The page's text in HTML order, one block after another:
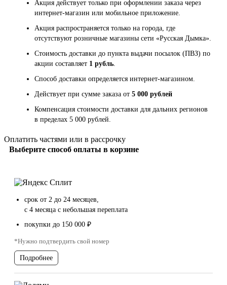
Акция действует только при оформлении заказа через
интернет-магазин или мобильное приложение.
Акция распространяется только на города, где
отсутствуют розничные магазины сети «Русская Дымка».
Стоимость доставки до пункта выдачи посылок (ПВЗ) по
акции составляет 1 рубль.
Способ доставки определяется интернет-магазином.
Действует при сумме заказа от 5 000 рублей
Компенсация стоимости доставки для дальних регионов
в пределах 5 000 рублей.
Оплатить частями или в рассрочку
Выберите способ оплаты в корзине
срок от 2 до 24 месяцев,
с 4 месяца с небольшая переплата
покупки до 150 000 ₽
*Нужно подтвердить свой номер
Подробнее